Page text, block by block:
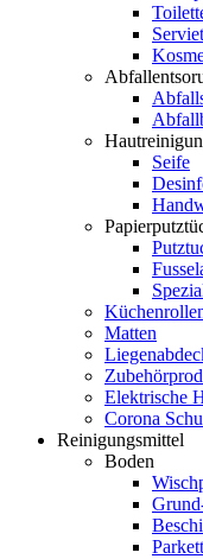
Seife
Matten
Elektrische
Corona
Reinigungsmittel
Boden